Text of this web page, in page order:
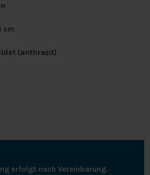
cm
(anthrazit)
erfolgt nach Vereinbarung.